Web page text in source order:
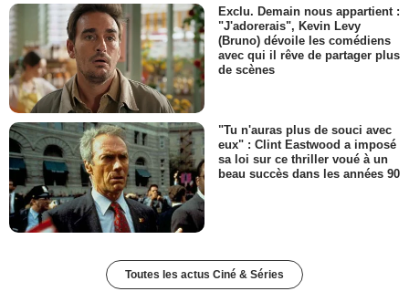
Exclu. Demain nous appartient :
"J'adorerais", Kevin Levy
(Bruno) dévoile les comédiens
avec qui il rêve de partager plus
de scènes
"Tu n'auras plus de souci avec
eux" : Clint Eastwood a imposé
sa loi sur ce thriller voué à un
beau succès dans les années 90
Toutes les actus Ciné & Séries